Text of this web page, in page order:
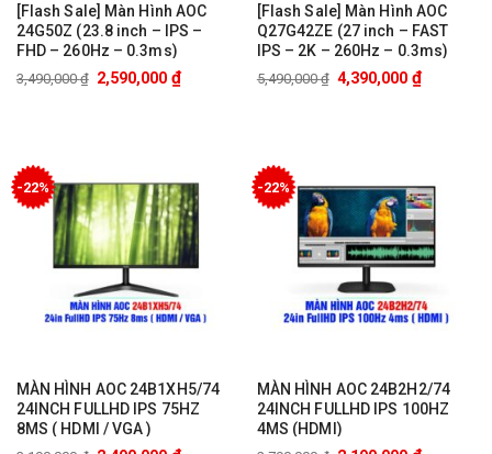
[Flash Sale] Màn Hình AOC
24G50Z (23.8 inch – IPS –
FHD – 260Hz – 0.3ms)
3,490,000₫ 2,590,000 ₫
[Flash Sale] Màn Hình AOC
Q27G42ZE (27 inch – FAST
IPS – 2K – 260Hz – 0.3ms)
5,490,000₫ 4,390,000 ₫
-22%
MÀN HÌNH AOC 24B1XH5/74
24INCH FULLHD IPS 75HZ
8MS ( HDMI / VGA )
-22%
MÀN HÌNH AOC 24B2H2/74
24INCH FULLHD IPS 100HZ
4MS (HDMI)